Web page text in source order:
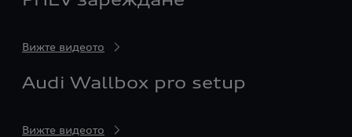
Вижте видеото
Audi Wallbox pro setup
Вижте видеото